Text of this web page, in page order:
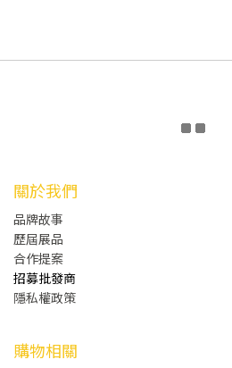
關於我們
品牌故事
歷屆展品
合作提案
招募批發商
隱私權政策
購物相關